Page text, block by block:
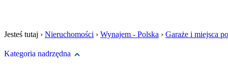
Jesteś tutaj › Nieruchomości › Wynajem - Polska › Garaże i miejsca
Kategoria nadrzędna